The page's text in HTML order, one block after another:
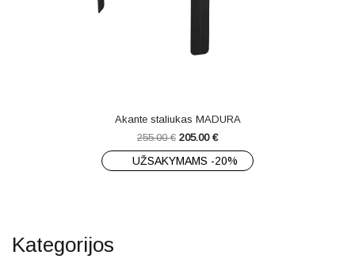
Akante staliukas MADURA
255.00€ 205.00 €
UŽSAKYMAMS -20%
Kategorijos